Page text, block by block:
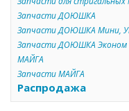
Запчасти ДОЮШКА
Запчасти ДОЮШКА Мини,
Запчасти ДОЮШКА Эконом
МАЙГА
Запчасти МАЙГА
Распродажа